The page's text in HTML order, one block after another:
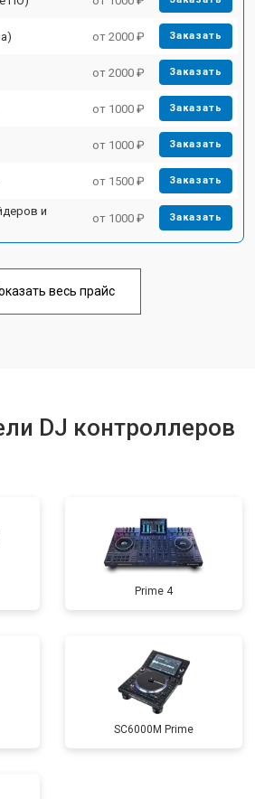
от 2000 ₽ Заказать
от 2000 ₽ Заказать
от 1000 ₽ Заказать
от 1000 ₽ Заказать
от 1500 ₽ Заказать
и
от 1000 ₽ Заказать
весь прайс
DJ контроллеров
Prime 4
SC6000M Prime